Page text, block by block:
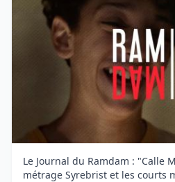
Le Journal du Ramdam : "Calle
métrage Syrebrist et les courts